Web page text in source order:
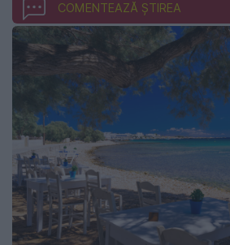
COMENTEAZĂ ȘTIREA